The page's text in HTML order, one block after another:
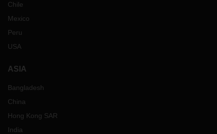
Chile
Mexico
Peru
USA
ASIA
Bangladesh
China
Hong Kong SAR
India